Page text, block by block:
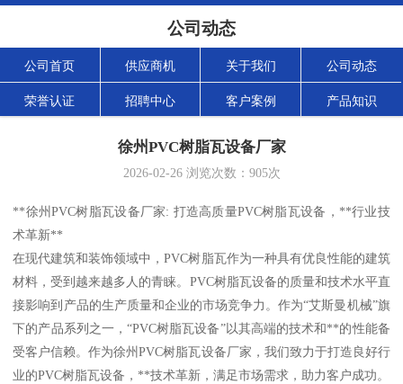
公司动态
公司首页 供应商机 关于我们 公司动态
荣誉认证 招聘中心 客户案例 产品知识
徐州PVC树脂瓦设备厂家
2026-02-26浏览次数： 905次
**徐州PVC树脂瓦设备厂家: 打造高质量PVC树脂瓦设备，**行业技
术革新**
在现代建筑和装饰领域中，PVC树脂瓦作为一种具有优良性能的建筑
材料，受到越来越多人的青睐。PVC树脂瓦设备的质量和技术水平直
接影响到产品的生产质量和企业的市场竞争力。作为“艾斯曼机械”旗
下的产品系列之一，“PVC树脂瓦设备”以其高端的技术和**的性能备
受客户信赖。作为徐州PVC树脂瓦设备厂家，我们致力于打造良好行
业的PVC树脂瓦设备，**技术革新，满足市场需求，助力客户成功。